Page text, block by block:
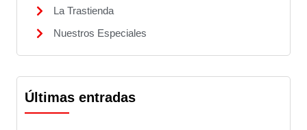
La Trastienda
Nuestros Especiales
Últimas entradas